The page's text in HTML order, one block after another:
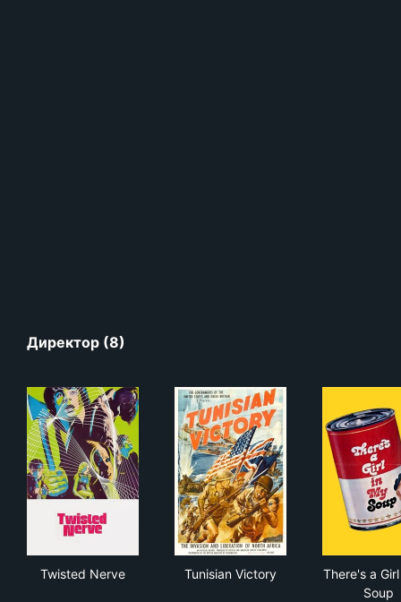
Директор (8)
Twisted Nerve Tunisian Victory
There's a
Soup